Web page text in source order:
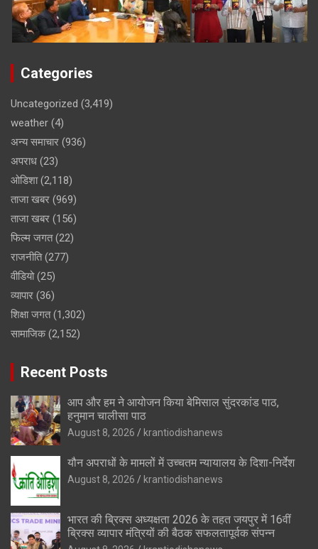
Categories
Uncategorized (3,419)
weather (4)
अन्य समाचार (936)
अपराध (23)
ओडिशा(2,118)
ताजा खबर (969)
ताजा खबर (156)
फिल्म जगत(22)
राजनीति(277)
वीडियो(25)
व्यापार (36)
शिक्षा जगत(1,302)
सामाजिक(2,152)
Recent Posts
आप और हम ने आयोजन किया बेमिसाल सुंदरकांड पाठ,
हनुमान चालीसा पाठ
August 8, 2026 krantiodishanews
यौन अपराधों के मामलों में उच्चतम न्यायालय के दिशा-निर्देश
August 8, 2026 krantiodishanews
भारत की ब्रिक्‍स अध्यक्षता 2026 के तहत जयपुर में 16वीं
ब्रिक्‍स व्यापार मंत्रियों की बैठक सफलतापूर्वक संपन्न